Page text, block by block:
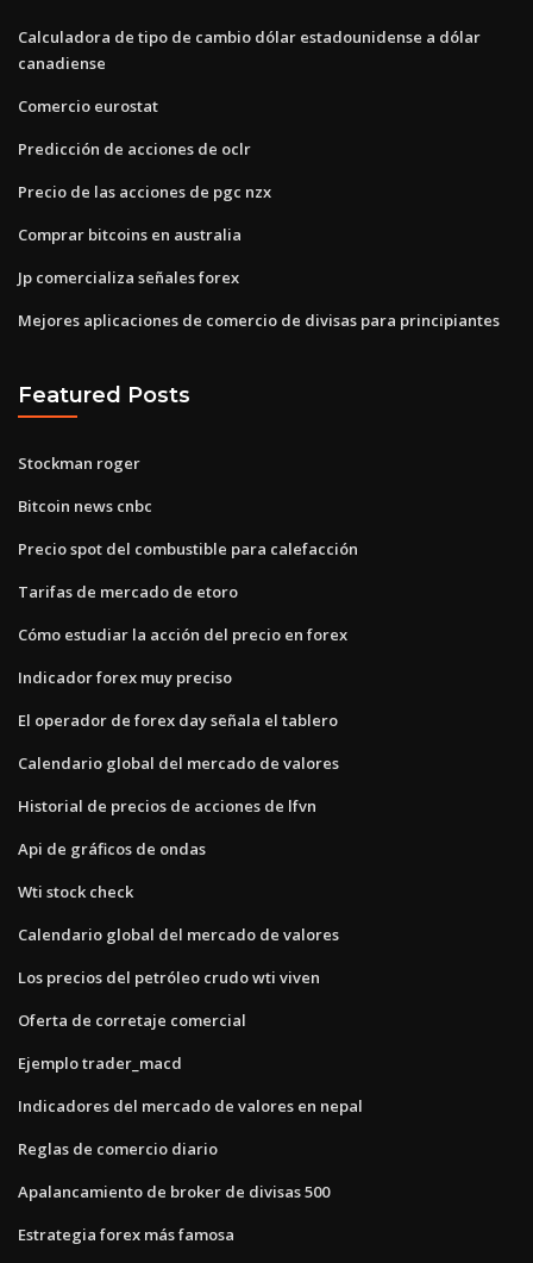
Calculadora de tipo de cambio dólar estadounidense a dólar
canadiense
Comercio eurostat
Predicción de acciones de oclr
Precio de las acciones de pgc nzx
Comprar bitcoins en australia
Jp comercializa señales forex
Mejores aplicaciones de comercio de divisas para principiantes
Featured Posts
Stockman roger
Bitcoin news cnbc
Precio spot del combustible para calefacción
Tarifas de mercado de etoro
Cómo estudiar la acción del precio en forex
Indicador forex muy preciso
El operador de forex day señala el tablero
Calendario global del mercado de valores
Historial de precios de acciones de lfvn
Api de gráficos de ondas
Wti stock check
Calendario global del mercado de valores
Los precios del petróleo crudo wti viven
Oferta de corretaje comercial
Ejemplo trader_macd
Indicadores del mercado de valores en nepal
Reglas de comercio diario
Apalancamiento de broker de divisas 500
Estrategia forex más famosa